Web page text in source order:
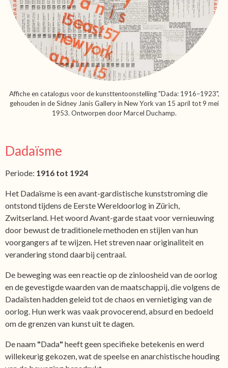
Affiche en catalogus voor de kunsttentoonstelling "Dada: 1916–1923",
gehouden in de Sidney Janis Gallery in New York van 15 april tot 9 mei
1953. Ontworpen door Marcel Duchamp.
Dadaïsme
Periode: 1916 tot 1924
Het Dadaïsme is een avant-gardistische kunststroming die
ontstond tijdens de Eerste Wereldoorlog in Zürich,
Zwitserland. Het woord Avant-garde staat voor vernieuwing
door bewust de traditionele methoden en stijlen van hun
voorgangers af te wijzen. Het streven naar originaliteit en
verandering stond daarbij centraal.
De beweging was een reactie op de zinloosheid van de oorlog
en de gevestigde waarden van de maatschappij, die volgens de
Dadaïsten hadden geleid tot de chaos en vernietiging van de
oorlog. Hun werk was vaak provocerend, absurd en bedoeld
om de grenzen van kunst uit te dagen.
De naam "Dada" heeft geen specifieke betekenis en werd
willekeurig gekozen, wat de speelse en anarchistische houding